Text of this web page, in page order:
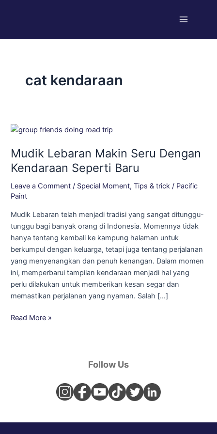
cat kendaraan
Mudik Lebaran Makin Seru Dengan
Kendaraan Seperti Baru
Leave a Comment / Special Moment,Tips & trick / Pacific
Paint
Mudik Lebaran telah menjadi tradisi yang sangat ditunggu-
tunggu bagi banyak orang di Indonesia. Momennya tidak
hanya tentang kembali ke kampung halaman untuk
berkumpul dengan keluarga, tetapi juga tentang perjalanan
yang menyenangkan dan penuh kenangan. Dalam momen
ini, memperbarui tampilan kendaraan menjadi hal yang
perlu dilakukan untuk memberikan kesan segar dan
memastikan perjalanan yang nyaman. Salah […]
Mudik
Makin
Seru
Dengan
Kendaraan
Seperti
Baru
Read More »
Follow Us